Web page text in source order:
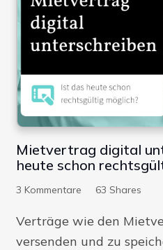
Mietvertrag digital
heute schon
3 Kommentare 63 Shares
Verträge wie den
versenden und zu